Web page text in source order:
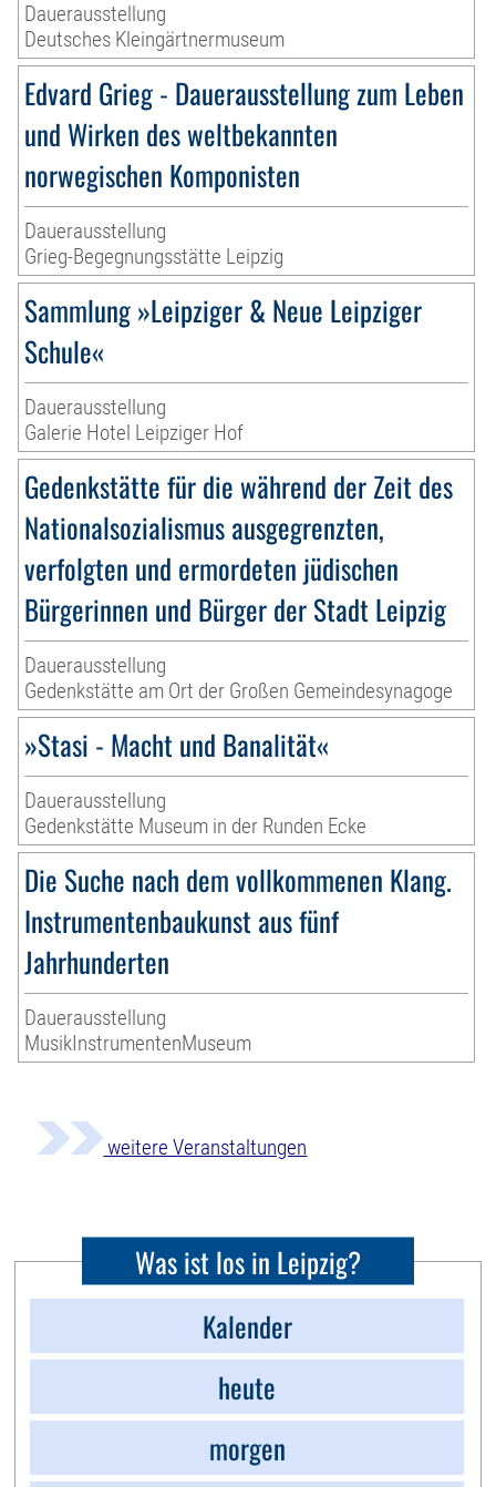
Dauerausstellung
Deutsches Kleingärtnermuseum
Edvard Grieg - Dauerausstellung zum Leben
und Wirken des weltbekannten
norwegischen Komponisten
Dauerausstellung
Grieg-Begegnungsstätte Leipzig
Sammlung »Leipziger & Neue Leipziger
Schule«
Dauerausstellung
Galerie Hotel Leipziger Hof
Gedenkstätte für die während der Zeit des
Nationalsozialismus ausgegrenzten,
verfolgten und ermordeten jüdischen
Bürgerinnen und Bürger der Stadt Leipzig
Dauerausstellung
Gedenkstätte am Ort der Großen Gemeindesynagoge
»Stasi - Macht und Banalität«
Dauerausstellung
Gedenkstätte Museum in der Runden Ecke
Die Suche nach dem vollkommenen Klang.
Instrumentenbaukunst aus fünf
Jahrhunderten
Dauerausstellung
MusikInstrumentenMuseum
weitere Veranstaltungen
Was ist los in Leipzig?
Kalender
heute
morgen